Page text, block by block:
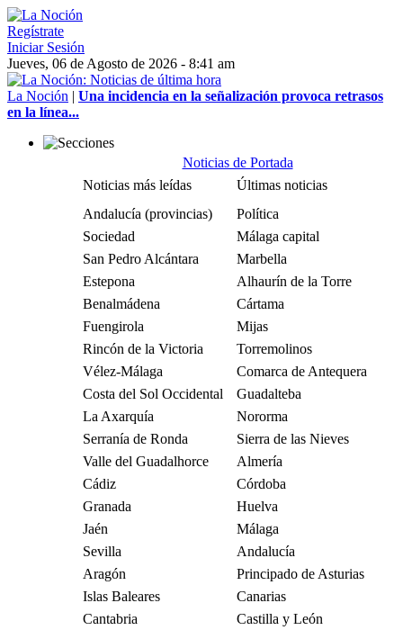
Regístrate
Iniciar Sesión
Jueves, 06 de Agosto de 2026 - 8:41 am
La Noción | Una incidencia en la señalización provoca retrasos
en la línea...
Noticias de Portada
Noticias más leídas
Últimas noticias
Andalucía (provincias)
Política
Sociedad
Málaga capital
San Pedro Alcántara
Marbella
Estepona
Alhaurín de la Torre
Benalmádena
Cártama
Fuengirola
Mijas
Rincón de la Victoria
Torremolinos
Vélez-Málaga
Comarca de Antequera
Costa del Sol Occidental
Guadalteba
La Axarquía
Nororma
Serranía de Ronda
Sierra de las Nieves
Valle del Guadalhorce
Almería
Cádiz
Córdoba
Granada
Huelva
Jaén
Málaga
Sevilla
Andalucía
Aragón
Principado de Asturias
Islas Baleares
Canarias
Cantabria
Castilla y León